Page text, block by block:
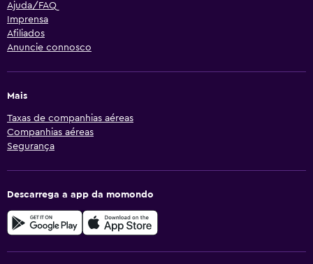
Ajuda/FAQ
Imprensa
Afiliados
Anuncie connosco
Mais
Taxas de companhias aéreas
Companhias aéreas
Segurança
Descarrega a app da momondo